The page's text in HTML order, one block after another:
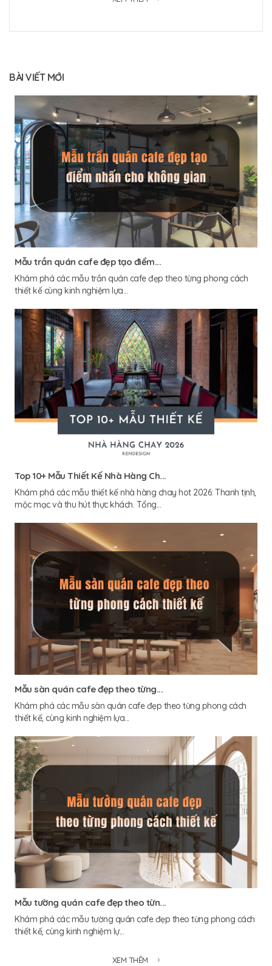
BÀI VIẾT MỚI
Mẫu trần quán cafe đẹp tạo điểm...
Khám phá các mẫu trần quán cafe đẹp theo từng phong cách
thiết kế cùng kinh nghiệm lựa...
Top 10+ Mẫu Thiết Kế Nhà Hàng Ch...
Khám phá các mẫu thiết kế nhà hàng chay hot 2026: Thanh tịnh,
mộc mạc và thu hút thực khách. Tổng...
Mẫu sàn quán cafe đẹp theo từng...
Khám phá các mẫu sàn quán cafe đẹp theo từng phong cách
thiết kế, cùng kinh nghiệm lựa...
Mẫu tường quán cafe đẹp theo từn...
Khám phá các mẫu tường quán cafe đẹp theo từng phong cách
thiết kế, cùng kinh nghiệm lự...
XEM THÊM